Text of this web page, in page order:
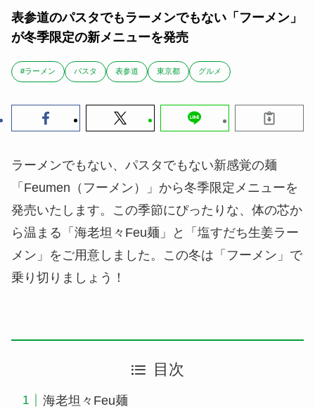
表参道のパスタでもラーメンでもない「フーメン」
が冬季限定の新メニューを発売
#ラーメン パスタ 表参道 東京都 グルメ
ラーメンでもない、パスタでもない新感覚の麺
「Feumen（フーメン）」から冬季限定メニューを
発売いたします。この季節にぴったりな、体の芯か
ら温まる「海老坦々Feu麺」と「塩すだち生姜ラー
メン」をご用意しました。この冬は「フーメン」で
乗り切りましょう！
目次
海老坦々Feu麺